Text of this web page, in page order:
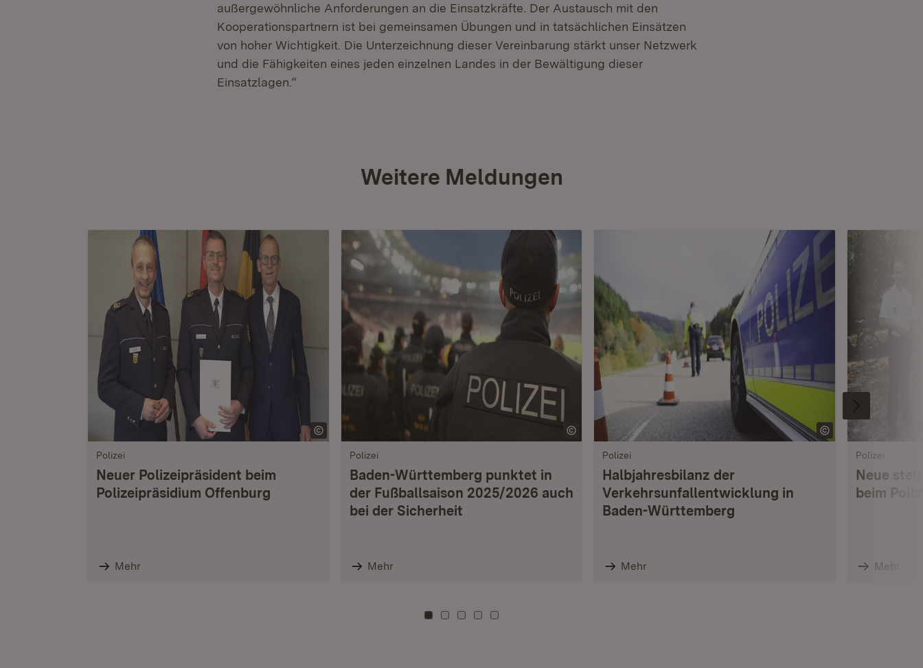
außergewöhnliche Anforderungen an die Einsatzkräfte. Der Austausch mit den
Kooperationspartnern ist bei gemeinsamen Übungen und in tatsächlichen Einsätzen
von hoher Wichtigkeit. Die Unterzeichnung dieser Vereinbarung stärkt unser Netzwerk
und die Fähigkeiten eines jeden einzelnen Landes in der Bewältigung dieser
Einsatzlagen.“
Weitere Meldungen
Polizei
Neuer Polizeipräsident beim
Polizeipräsidium Offenburg
Mehr
Polizei
Baden-Württemberg punktet in
der Fußballsaison 2025/2026 auch
bei der Sicherheit
Mehr
Polizei
Halbjahresbilanz der
Verkehrsunfallentwicklung in
Baden-Württemberg
Mehr
Polizei
Neue
beim
Mehr
Zu Kachel: 0
Zu Kachel: 3
Zu Kachel: 6
Zu Kachel: 9
Zu Kachel: 12